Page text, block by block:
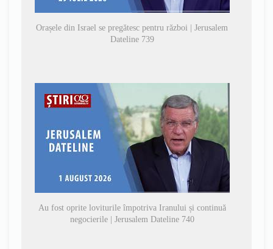
Orașele din Israel se pregătesc pentru război | Jerusalem
Dateline 739
Au fost oprite loviturile împotriva Iranului și continuă
negocierile | Jerusalem Dateline 740